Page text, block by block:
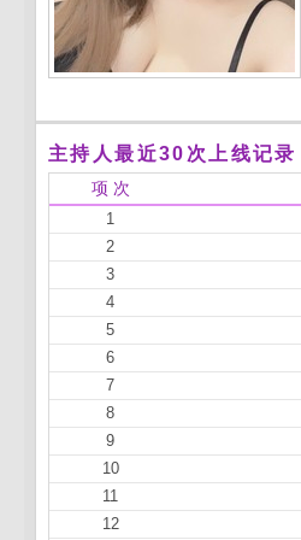
主持人最近30次上线记录
项 次
1
2
3
4
5
6
7
8
9
10
11
12